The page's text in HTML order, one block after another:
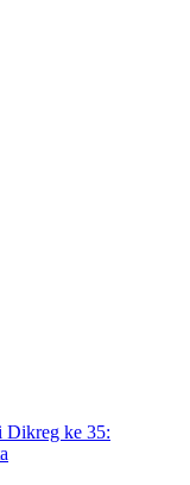
Dikreg ke 35: